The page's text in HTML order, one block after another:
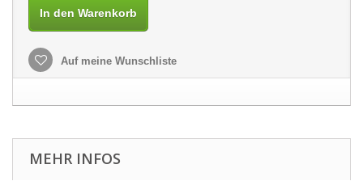
In den Warenkorb
Auf meine Wunschliste
MEHR INFOS